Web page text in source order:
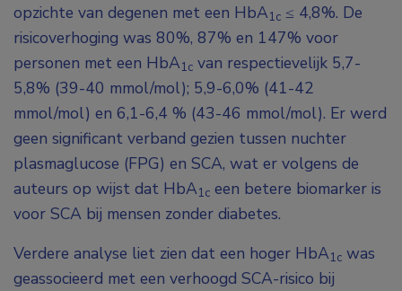
opzichte van degenen met een HbA1c ≤ 4,8%. De
risicoverhoging was 80%, 87% en 147% voor
personen met een HbA1c van respectievelijk 5,7-
5,8% (39-40 mmol/mol); 5,9-6,0% (41-42
mmol/mol) en 6,1-6,4 % (43-46 mmol/mol). Er werd
geen significant verband gezien tussen nuchter
plasmaglucose (FPG) en SCA, wat er volgens de
auteurs op wijst dat HbA1c een betere biomarker is
voor SCA bij mensen zonder diabetes.
Verdere analyse liet zien dat een hoger HbA1c was
geassocieerd met een verhoogd SCA-risico bij